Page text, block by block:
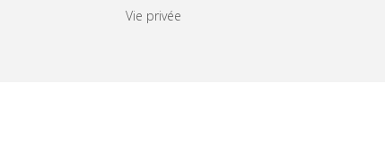
Vie privée